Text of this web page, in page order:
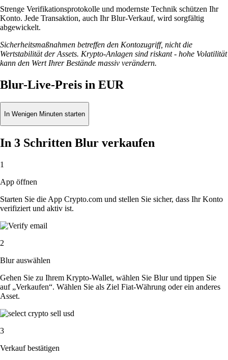
Strenge Verifikationsprotokolle und modernste Technik schützen Ihr
Konto. Jede Transaktion, auch Ihr Blur-Verkauf, wird sorgfältig
abgewickelt.
Sicherheitsmaßnahmen betreffen den Kontozugriff, nicht die
Wertstabilität der Assets. Krypto-Anlagen sind riskant - hohe Volatilität
kann den Wert Ihrer Bestände massiv verändern.
Blur-Live-Preis in EUR
In Wenigen Minuten starten
In 3 Schritten Blur verkaufen
1
App öffnen
Starten Sie die App Crypto.com und stellen Sie sicher, dass Ihr Konto
verifiziert und aktiv ist.
2
Blur auswählen
Gehen Sie zu Ihrem Krypto-Wallet, wählen Sie Blur und tippen Sie
auf „Verkaufen“. Wählen Sie als Ziel Fiat-Währung oder ein anderes
Asset.
3
Verkauf bestätigen